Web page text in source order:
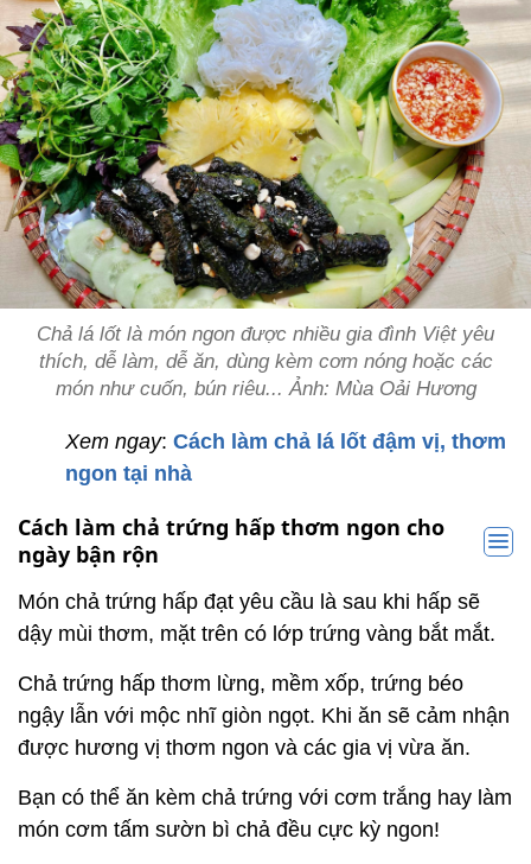
Chả lá lốt là món ngon được nhiều gia đình Việt yêu
thích, dễ làm, dễ ăn, dùng kèm cơm nóng hoặc các
món như cuốn, bún riêu... Ảnh: Mùa Oải Hương
Xem ngay: Cách làm chả lá lốt đậm vị, thơm
ngon tại nhà
Cách làm chả trứng hấp thơm ngon cho
ngày bận rộn
Món chả trứng hấp đạt yêu cầu là sau khi hấp sẽ
dậy mùi thơm, mặt trên có lớp trứng vàng bắt mắt.
Chả trứng hấp thơm lừng, mềm xốp, trứng béo
ngậy lẫn với mộc nhĩ giòn ngọt. Khi ăn sẽ cảm nhận
được hương vị thơm ngon và các gia vị vừa ăn.
Bạn có thể ăn kèm chả trứng với cơm trắng hay làm
món cơm tấm sườn bì chả đều cực kỳ ngon!